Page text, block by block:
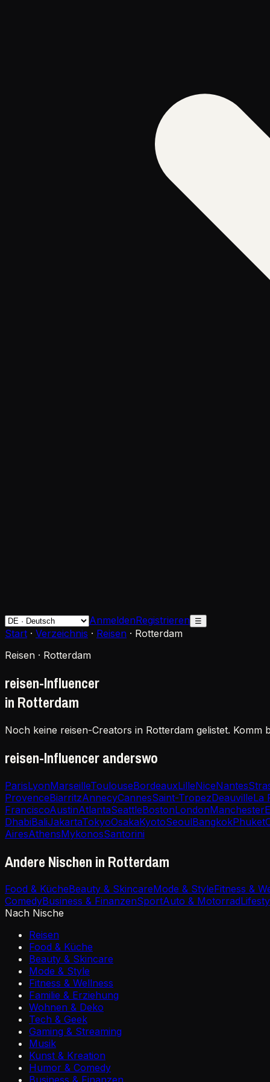
AnmeldenRegistrieren ☰
Start · Verzeichnis · Reisen · Rotterdam
Reisen · Rotterdam
reisen-Influencer
in Rotterdam
Noch keine reisen-Creators in Rotterdam gelistet.
reisen-Influencer anderswo
ParisLyonMarseilleToulouseBordeauxLilleNiceNantes
ProvenceBiarritzAnnecyCannesSaint-TropezDeauvilleLa
FranciscoAustinAtlantaSeattleBostonLondonManchester
DhabiBaliJakartaTokyoOsakaKyotoSeoulBangkokPhuket
AiresAthensMykonosSantorini
Andere Nischen in Rotterdam
Food & KücheBeauty & SkincareMode & StyleFitness &
ComedyBusiness & FinanzenSportAuto & Motorrad
Nach Nische
Reisen
Food & Küche
Beauty & Skincare
Mode & Style
Fitness & Wellness
Familie & Erziehung
Wohnen & Deko
Tech & Geek
Gaming & Streaming
Musik
Kunst & Kreation
Humor & Comedy